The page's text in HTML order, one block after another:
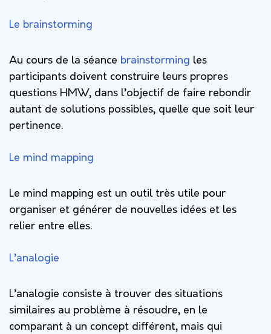
Le brainstorming
Au cours de la séance brainstorming les
participants doivent construire leurs propres
questions HMW, dans l’objectif de faire rebondir
autant de solutions possibles, quelle que soit leur
pertinence.
Le mind mapping
Le mind mapping est un outil très utile pour
organiser et générer de nouvelles idées et les
relier entre elles.
L’analogie
L’analogie consiste à trouver des situations
similaires au problème à résoudre, en le
comparant à un concept différent, mais qui